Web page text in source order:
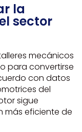
la
sector
mecánicos
para convertirse
con datos
del
sigue
más eficiente de